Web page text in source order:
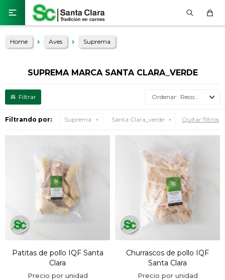

Home Aves Suprema
SUPREMA MARCA SANTA CLARA_VERDE
Recomendados
Filtrando por: Suprema Santa Clara_verde Quitar filtros
Patitas de pollo IQF Santa
Clara
Churrascos de pollo IQF
Santa Clara